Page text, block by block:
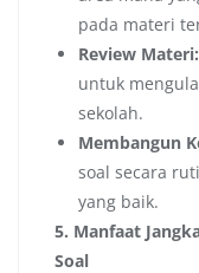
pada materi
Review Materi:
untuk
sekolah.
Membangun
soal secara
yang baik.
5. Manfaat
Soal